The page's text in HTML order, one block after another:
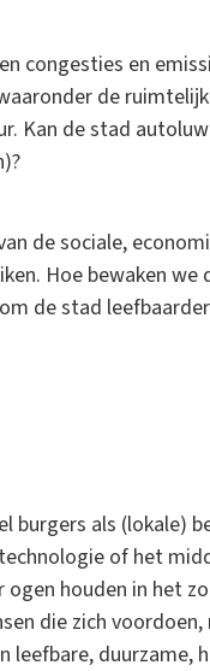
congesties en
de
Kan de stad
de sociale,
Hoe bewaken we
de stad
burgers als (lokale)
of het
houden in het
die zich
duurzame,